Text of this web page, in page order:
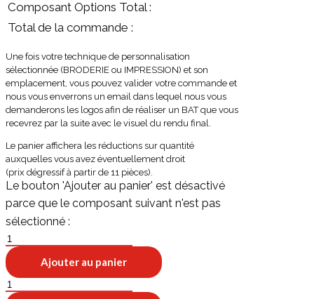
Une fois votre technique de personnalisation
sélectionnée (BRODERIE ou IMPRESSION) et son
emplacement, vous pouvez valider votre commande et
nous vous enverrons un email dans lequel nous vous
demanderons les logos afin de réaliser un BAT que vous
recevrez par la suite avec le visuel du rendu final.
Le panier affichera les réductions sur quantité
auxquelles vous avez éventuellement droit
(prix dégressif à partir de 11 pièces).
quantité
de
HIWAY
Ajouter au panier
quantité